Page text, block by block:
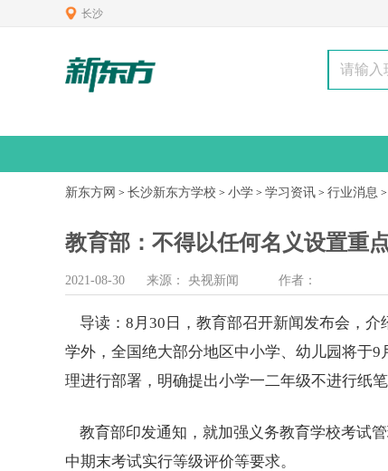
长沙
新东方网 > 长沙新东方学校 > 小学 > 学习资讯 > 行业消息 >
教育部：不得以任何名义设置重
2021-08-30 来源： 央视新闻 作者：
导读： 8月30日，教育部召开新闻发布会，介
学外，全国绝大部分地区中小学、幼儿园将于9
理进行部署，明确提出小学一二年级不进行纸
教育部印发通知，就加强义务教育学校考试
中期末考试实行等级评价等要求。